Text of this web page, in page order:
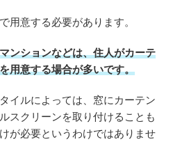
用意する必要があります。
ンションなどは、住人がカーテ
用意する場合が多いです。
イルによっては、窓にカーテン
スクリーンを取り付けることも
が必要というわけではありませ